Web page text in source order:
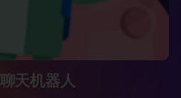
天机器人